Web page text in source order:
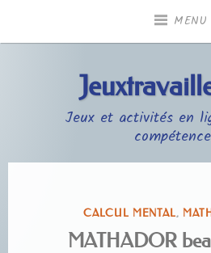
MENU
Jeux et activités en
PUBLIÉ
DANS
CALCUL MENTAL,
MATHADOR